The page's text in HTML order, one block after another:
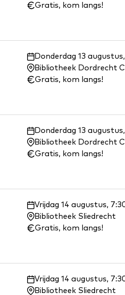
wanneer:
Gratis, kom langs!
Waar
en
wanneer:
Donderdag 13
Bibliotheek Dordrecht
Gratis, kom langs!
Waar
en
wanneer:
Donderdag 13
Bibliotheek Dordrecht
Gratis, kom langs!
Waar
en
wanneer:
Vrijdag 14 augustus,
Bibliotheek Sliedrecht
Gratis, kom langs!
Waar
en
Vrijdag 14 augustus,
Bibliotheek Sliedrecht